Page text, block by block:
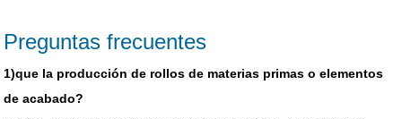
Preguntas frecuentes
1)que la producción de rollos de materias primas o elementos
de acabado?